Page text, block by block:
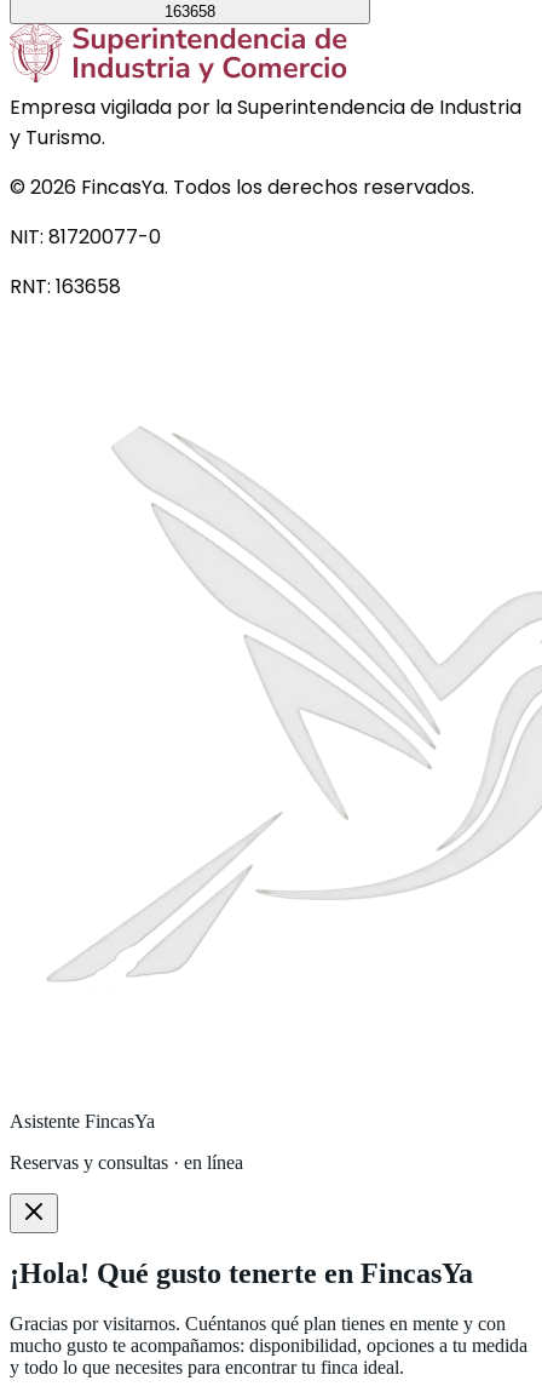
163658
Empresa vigilada por la Superintendencia de Industria
y Turismo.
©2026 FincasYa. Todos los derechos reservados.
NIT: 81720077-0
RNT: 163658
Asistente FincasYa
Reservas y consultas · en línea
¡Hola! Qué gusto tenerte en FincasYa
Gracias por visitarnos. Cuéntanos qué plan tienes en mente y con
mucho gusto te acompañamos: disponibilidad, opciones a tu medida
y todo lo que necesites para encontrar tu finca ideal.